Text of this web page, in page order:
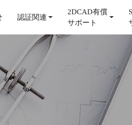
認証関連
2DCAD有償
サポート